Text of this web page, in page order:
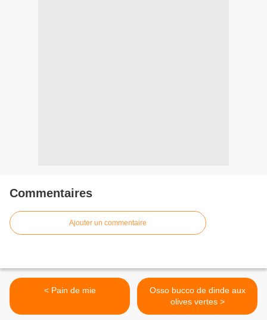
Commentaires
Ajouter un commentaire
< Pain de mie
Osso bucco de dinde aux
olives vertes >